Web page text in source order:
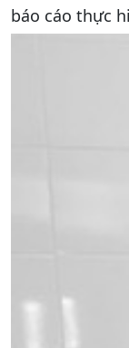
báo cáo thực